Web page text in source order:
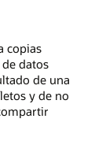
copias
datos
de una
y de no